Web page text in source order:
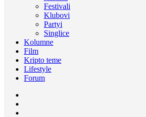
Festivali
Klubovi
Partyi
Singlice
Kolumne
Film
Kripto teme
Lifestyle
Forum